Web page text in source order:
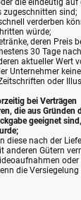
die eindeutig auf
zugeschnitten sind;
verderben
würde;
deren Preis
30 Tage
aktueller Wert
Unternehmer
oder
bei Verträgen
die aus Gründen
geeignet
diese nach der
anderen Gütern
die